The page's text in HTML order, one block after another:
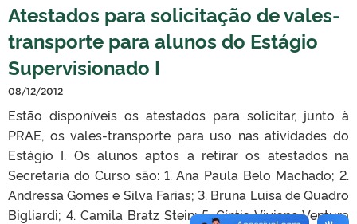
PORTARIAS
TELEFONES
Atestados para solicitação de vales-
transporte para alunos do Estágio
Supervisionado I
08/12/2012
Estão disponíveis os atestados para solicitar, junto à
PRAE, os vales-transporte para uso nas atividades do
Estágio I. Os alunos aptos a retirar os atestados na
Secretaria do Curso são: 1. Ana Paula Belo Machado; 2.
Andressa Gomes e Silva Farias; 3. Bruna Luisa de Quadro
Bigliardi; 4. Camila Bratz Stein; 5. Cíntia Viviane Ventura